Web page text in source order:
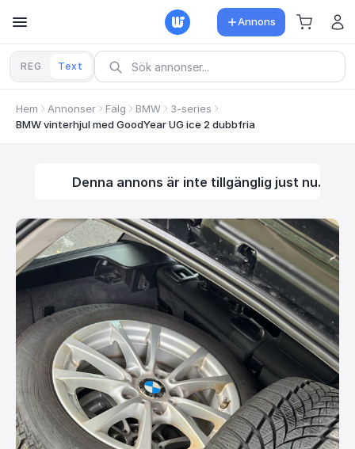
Annons
REG Text
Hem Annonser Fälg BMW
3-series
BMW vinterhjul med GoodYear UG ice 2 dubbfria
Denna annons är inte tillgänglig just nu.